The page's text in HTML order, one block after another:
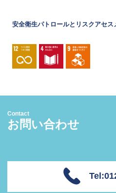
安全衛生パトロールとリスクアセス
Contact
お問い合わせ